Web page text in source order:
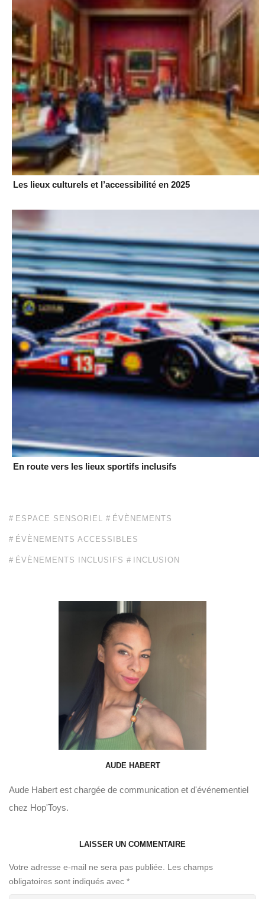
Les lieux culturels et l’accessibilité en 2025
En route vers les lieux sportifs inclusifs
ESPACE SENSORIEL ÉVÈNEMENTS
ÉVÈNEMENTS ACCESSIBLES
ÉVÈNEMENTS INCLUSIFS INCLUSION
AUDE HABERT
Aude Habert est chargée de communication et d'événementiel
chez Hop'Toys.
LAISSER UN COMMENTAIRE
Votre adresse e-mail ne sera pas publiée.
Les champs
obligatoires sont indiqués avec *